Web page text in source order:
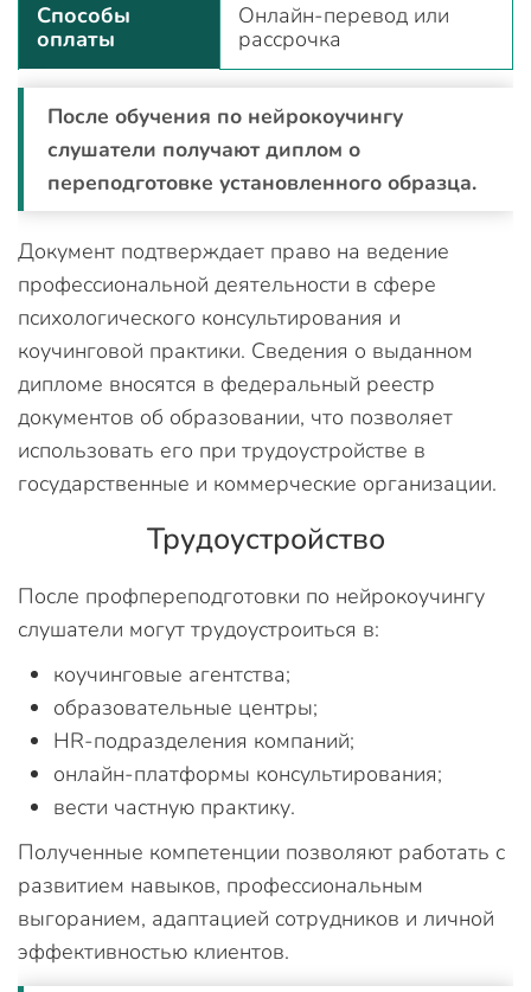
Способы
оплаты
Онлайн-перевод или
рассрочка
После обучения по нейрокоучингу
слушатели получают диплом о
переподготовке установленного образца.
Документ подтверждает право на ведение
профессиональной деятельности в сфере
психологического консультирования и
коучинговой практики. Сведения о выданном
дипломе вносятся в федеральный реестр
документов об образовании, что позволяет
использовать его при трудоустройстве в
государственные и коммерческие организации.
Трудоустройство
После профпереподготовки по нейрокоучингу
слушатели могут трудоустроиться в:
коучинговые агентства;
образовательные центры;
HR-подразделения компаний;
онлайн-платформы консультирования;
вести частную практику.
Полученные компетенции позволяют работать с
развитием навыков, профессиональным
выгоранием, адаптацией сотрудников и личной
эффективностью клиентов.